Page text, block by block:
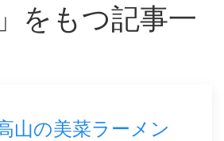
をもつ記事一
山の美菜ラーメン